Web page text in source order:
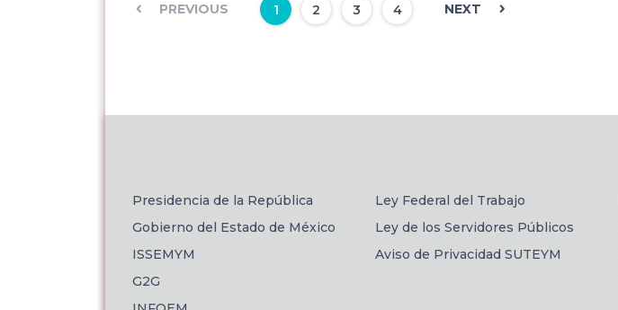
PREVIOUS 1 2 3 4 NEXT
Presidencia de la República
Gobierno del Estado de México
ISSEMYM
G2G
Ley Federal del Trabajo
Ley de los Servidores Públicos
Aviso de Privacidad SUTEYM